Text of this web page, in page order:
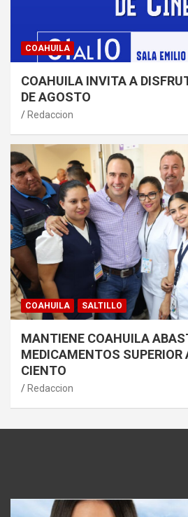
COAHUILA
COAHUILA INVITA A
DE AGOSTO
Redaccion
COAHUILA SALTILLO
MANTIENE COAHUILA
MEDICAMENTOS SUPERIOR
CIENTO
Redaccion